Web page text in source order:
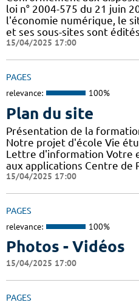
loi n° 2004-575 du 21 juin
l'économie numérique, le
et ses sous-sites sont
15/04/2025 17:00
PAGES
relevance: 100%
Plan du site
Présentation de la
Notre projet d'école Vie
Lettre d'information Votre
aux applications Centre de
15/04/2025 17:00
PAGES
relevance: 100%
Photos - Vidéos
15/04/2025 17:00
PAGES